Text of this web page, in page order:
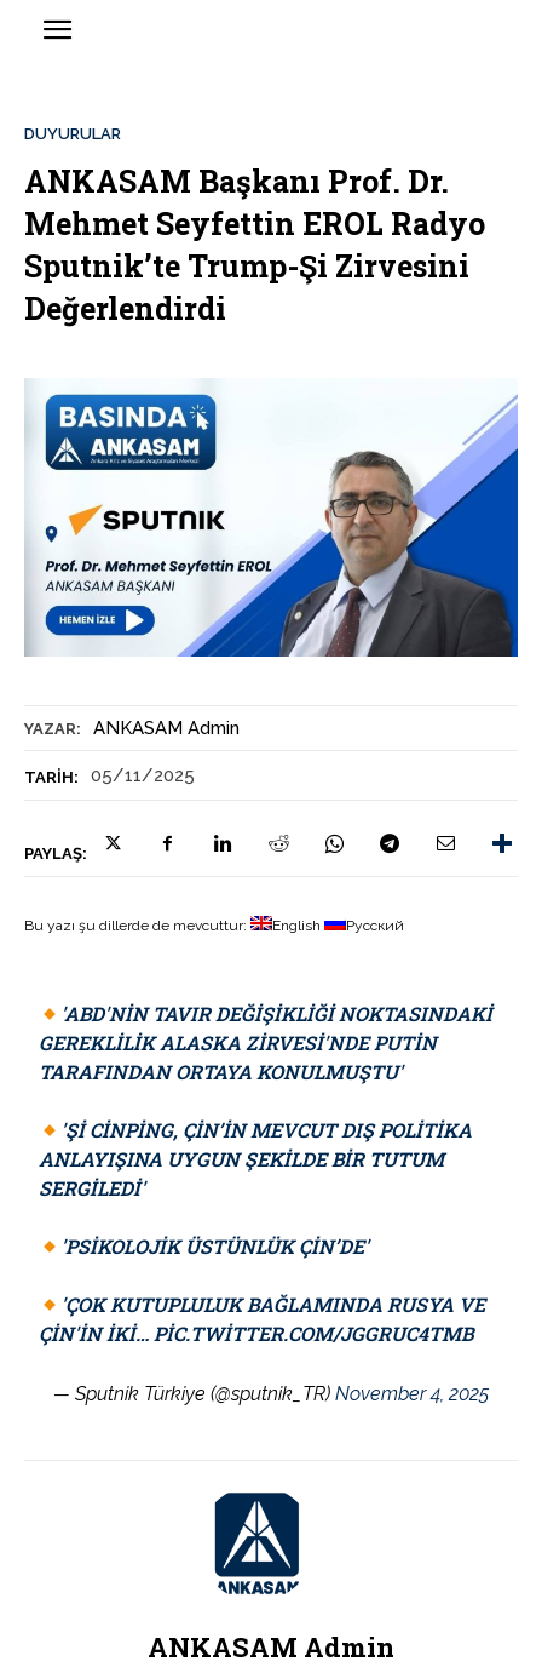
YAZAR: ANKASAM Admin
TARIH: 05/11/2025
PAYLAŞ:
DUYURULAR
ANKASAM Başkanı Prof. Dr.
Mehmet Seyfettin EROL Radyo
Sputnik’te Trump-Şi Zirvesini
Değerlendirdi
Bu yazı şu dillerde de mevcuttur: English Русский
'ABD'NIN TAVIR DEĞIŞIKLIĞI NOKTASINDAKI
GEREKLILIK ALASKA ZIRVESI'NDE PUTIN
TARAFINDAN ORTAYA KONULMUŞTU'
'ŞI CINPING, ÇIN’IN MEVCUT DIŞ POLITIKA
ANLAYIŞINA UYGUN ŞEKILDE BIR TUTUM
SERGILEDI'
'PSIKOLOJIK ÜSTÜNLÜK ÇIN’DE'
'ÇOK KUTUPLULUK BAĞLAMINDA RUSYA VE
ÇIN'IN IKI… PIC.TWITTER.COM/JGGRUC4TMB
— Sputnik Türkiye (@sputnik_TR) November 4, 2025
ANKASAM Admin